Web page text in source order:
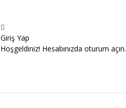
Giriş Yap
Hoşgeldiniz! Hesabınızda oturum açın.